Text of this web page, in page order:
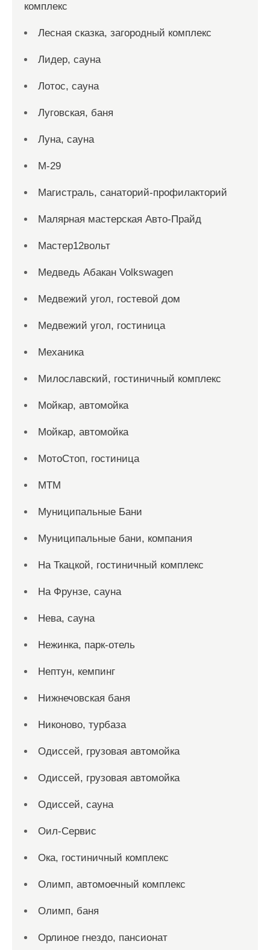
комплекс
Лесная сказка, загородный комплекс
Лидер, сауна
Лотос, сауна
Луговская, баня
Луна, сауна
М-29
Магистраль, санаторий-профилакторий
Малярная мастерская Авто-Прайд
Мастер12вольт
Медведь Абакан Volkswagen
Медвежий угол, гостевой дом
Медвежий угол, гостиница
Механика
Милославский, гостиничный комплекс
Мойкар, автомойка
Мойкар, автомойка
МотоСтоп, гостиница
МТМ
Муниципальные Бани
Муниципальные бани, компания
На Ткацкой, гостиничный комплекс
На Фрунзе, сауна
Нева, сауна
Нежинка, парк-отель
Нептун, кемпинг
Нижнечовская баня
Никоново, турбаза
Одиссей, грузовая автомойка
Одиссей, грузовая автомойка
Одиссей, сауна
Оил-Сервис
Ока, гостиничный комплекс
Олимп, автомоечный комплекс
Олимп, баня
Орлиное гнездо, пансионат